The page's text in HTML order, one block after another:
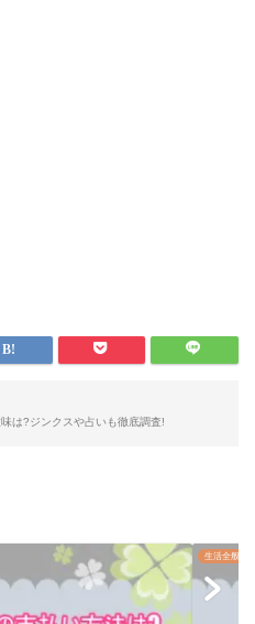
は?ジンクスや占いも徹底調査!
生活全般